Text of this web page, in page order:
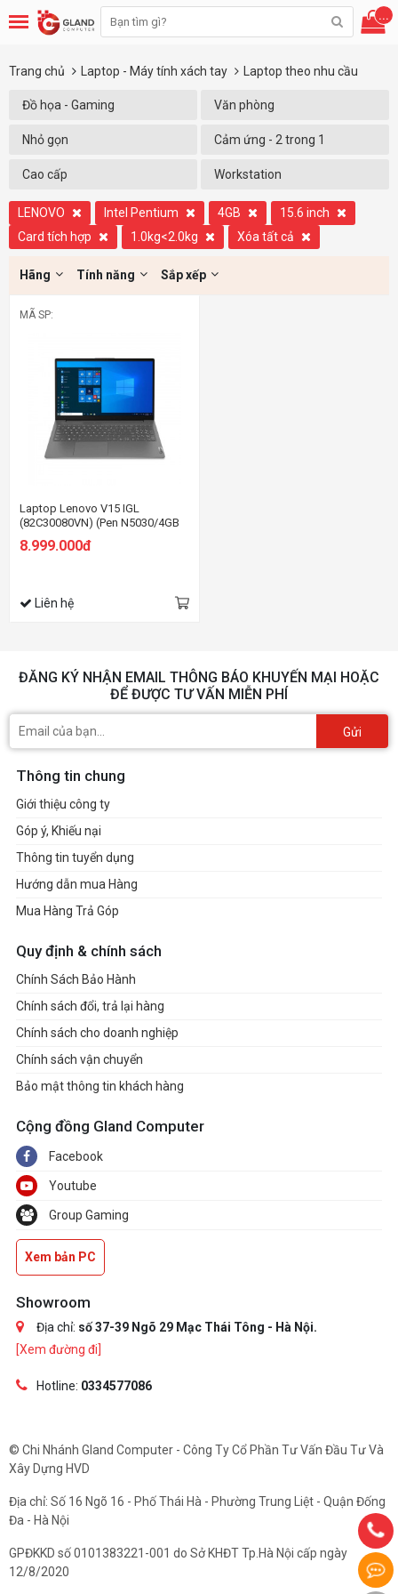
...
Trang chủ Laptop - Máy tính xách tay Laptop theo nhu cầu
Đồ họa - Gaming Văn phòng
Nhỏ gọn Cảm ứng - 2 trong 1
Cao cấp Workstation
LENOVO Intel Pentium 4GB
15.6 inch
Card tích hợp
1.0kg<2.0kg Xóa tất cả
Hãng Tính năng Sắp xếp
MÃ SP:
Laptop Lenovo V15 IGL
(82C30080VN) (Pen N5030/4GB
HD/Dos/Xám)
8.999.000đ
Liên hệ
ĐĂNG KÝ NHẬN EMAIL THÔNG BÁO KHUYẾN MẠI HOẶC
ĐỂ ĐƯỢC TƯ VẤN MIỄN PHÍ
Gửi
Thông tin chung
Giới thiệu công ty
Góp ý, Khiếu nại
Thông tin tuyển dụng
Hướng dẫn mua Hàng
Mua Hàng Trả Góp
Quy định & chính sách
Chính Sách Bảo Hành
Chính sách đổi, trả lại hàng
Chính sách cho doanh nghiệp
Chính sách vận chuyển
Bảo mật thông tin khách hàng
Cộng đồng Gland Computer
Facebook
Youtube
Group Gaming
Xem bản PC
Showroom
Địa chỉ: số 37-39 Ngõ 29 Mạc Thái Tông - Hà Nội.
[Xem đường đi]
Hotline: 0334577086
© Chi Nhánh Gland Computer - Công Ty Cổ Phần Tư Vấn Đầu Tư Và
Xây Dựng HVD
Địa chỉ: Số 16 Ngõ 16 - Phố Thái Hà - Phường Trung Liệt - Quận Đống
Đa - Hà Nội
GPĐKKD số 0101383221-001 do Sở KHĐT Tp.Hà Nội cấp ngày
12/8/2020